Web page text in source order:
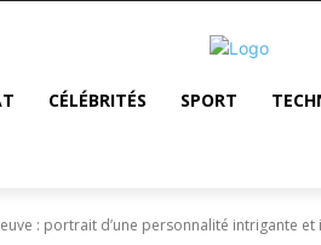
CÉLÉBRITÉS SPORT
: portrait d’une personnalité intrigante et